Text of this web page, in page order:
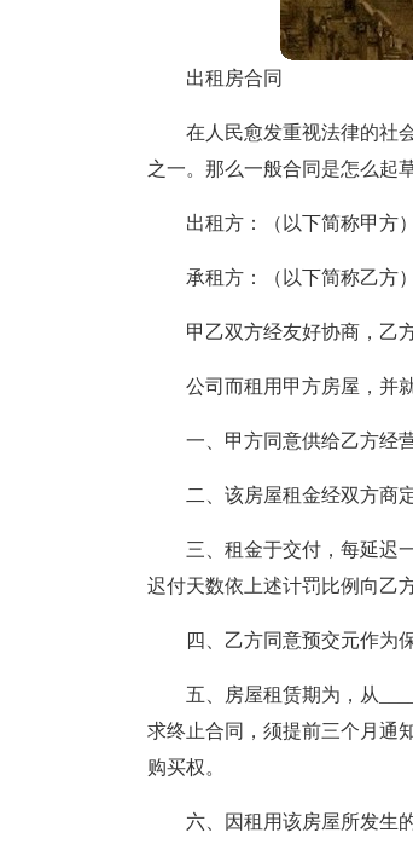
出租房合同
在人民愈发重视法律的社
之一。那么一般合同是怎么起
出租方：（以下简称甲方）
承租方：（以下简称乙方）
甲乙双方经友好协商，乙
公司而租用甲方房屋，并
一、甲方同意供给乙方经
二、该房屋租金经双方商
三、租金于交付，每延迟
迟付天数依上述计罚比例向乙
四、乙方同意预交元作为
五、房屋租赁期为，从
求终止合同，须提前三个月通
购买权。
六、因租用该房屋所发生